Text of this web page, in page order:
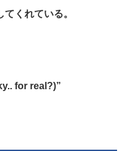
くれている。
for real?)”